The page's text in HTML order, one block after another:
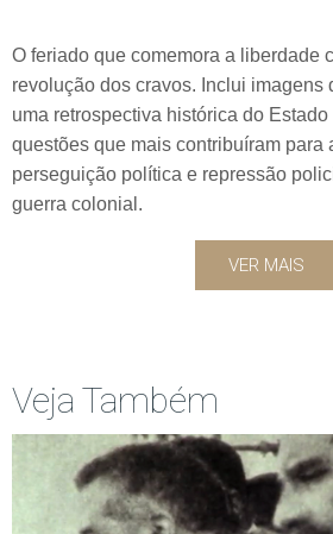
O feriado que comemora a liberdade
revolução dos cravos. Inclui imagens
uma retrospectiva histórica do
questões que mais contribuíram para
perseguição política e repressão
guerra colonial.
VER MAIS
Veja Também